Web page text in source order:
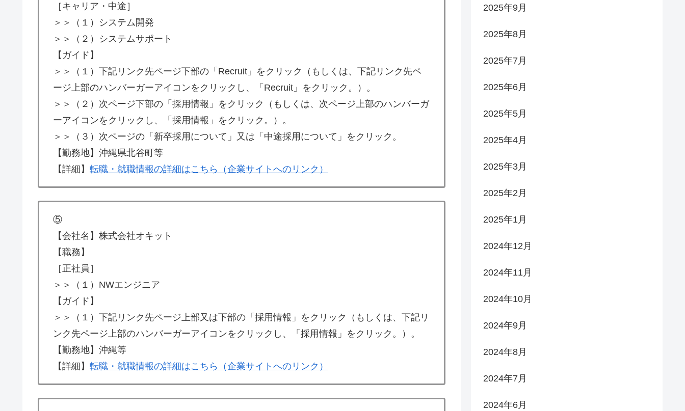
［キャリア・中途］
＞＞（１）システム開発
＞＞（２）システムサポート
【ガイド】
＞＞（１）下記リンク先ページ下部の「Recruit」をクリック（もしくは、下記リンク先ペ
ージ上部のハンバーガーアイコンをクリックし、「Recruit」をクリック。）。
＞＞（２）次ページ下部の「採用情報」をクリック（もしくは、次ページ上部のハンバーガ
ーアイコンをクリックし、「採用情報」をクリック。）。
＞＞（３）次ページの「新卒採用について」又は「中途採用について」をクリック。
【勤務地】沖縄県北谷町等
【詳細】 転職・就職情報の詳細はこちら（企業サイトへのリンク）
⑤
【会社名】株式会社オキット
【職務】
［正社員］
＞＞（１）NWエンジニア
【ガイド】
＞＞（１）下記リンク先ページ上部又は下部の「採用情報」をクリック（もしくは、下記リ
ンク先ページ上部のハンバーガーアイコンをクリックし、「採用情報」をクリック。）。
【勤務地】沖縄等
【詳細】 転職・就職情報の詳細はこちら（企業サイトへのリンク）
2025年9月
2025年8月
2025年7月
2025年6月
2025年5月
2025年4月
2025年3月
2025年2月
2025年1月
2024年12月
2024年11月
2024年10月
2024年9月
2024年8月
2024年7月
2024年6月